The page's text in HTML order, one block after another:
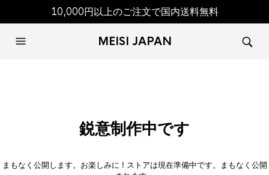
10,000円以上のご注文で国内送料無料
MEISI JAPAN
鋭意制作中です
まもなく公開します。お楽しみに ! ストアは現在準備中です。まもなく公開